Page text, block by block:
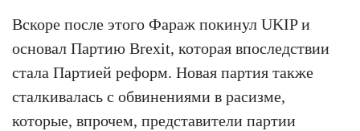
Вскоре после этого Фараж покинул UKIP и
основал Партию Brexit, которая впоследствии
стала Партией реформ. Новая партия также
сталкивалась с обвинениями в расизме,
которые, впрочем, представители партии